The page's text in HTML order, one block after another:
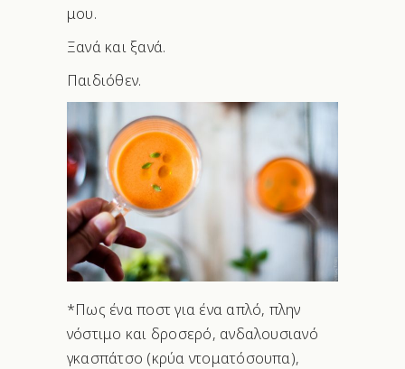
μου.
Ξανά και ξανά.
Παιδιόθεν.
*Πως ένα ποστ για ένα απλό, πλην
νόστιμο και δροσερό, ανδαλουσιανό
γκασπάτσο (κρύα ντοματόσουπα),